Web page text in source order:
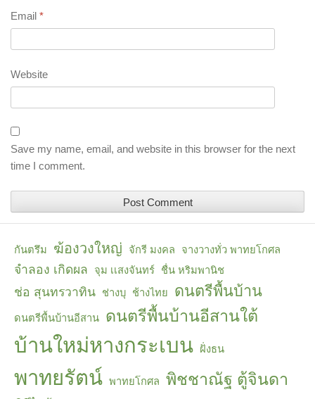
Email *
Website
Save my name, email, and website in this browser for the next
time I comment.
กันตรึม ฆ้องวงใหญ่ จักรี มงคล จางวางทั่ว พาทยโกศล
จำลอง เกิดผล จุม เเสงจันทร์ ชื่น หริมพานิช
ช่อ สุนทรวาทิน ช่างบุ ช้างไทย ดนตรีพื้นบ้าน
ดนตรีพื้นบ้านอีสาน ดนตรีพื้นบ้านอีสานใต้
บ้านใหม่หางกระเบน ฝั่งธน
พาทยรัตน์ พาทยโกศล พิชชาณัฐ ตู้จินดา